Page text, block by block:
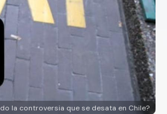
la controversia que se desata en Chile?